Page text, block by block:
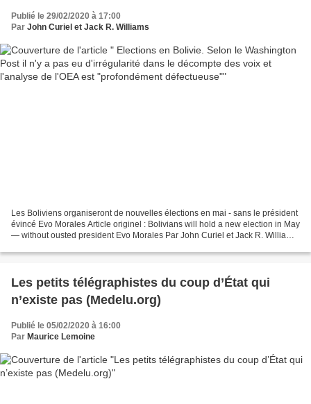
défectueuse"
Publié le 29/02/2020 à 17:00
Par John Curiel et Jack R. Williams
Les Boliviens organiseront de nouvelles élections en mai - sans le président
évincé Evo Morales Article originel : Bolivians will hold a new election in May
— without ousted president Evo Morales Par John Curiel et Jack R. Williams
Les petits télégraphistes du coup d’État qui
n’existe pas (Medelu.org)
Publié le 05/02/2020 à 16:00
Par Maurice Lemoine